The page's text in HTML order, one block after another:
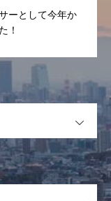
ーとして今年か
！